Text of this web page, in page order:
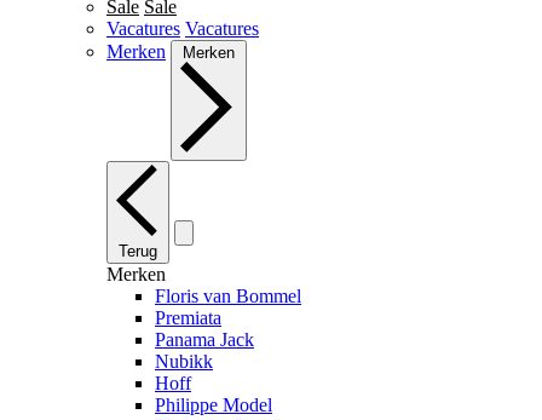
Sale Sale
Vacatures Vacatures
Merken
Merken
Terug
Merken
Floris van Bommel
Premiata
Panama Jack
Nubikk
Hoff
Philippe Model